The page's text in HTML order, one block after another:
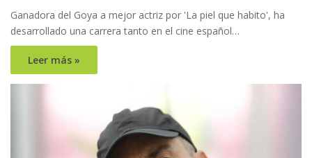
Ganadora del Goya a mejor actriz por 'La piel que habito', ha
desarrollado una carrera tanto en el cine español…
Leer más »